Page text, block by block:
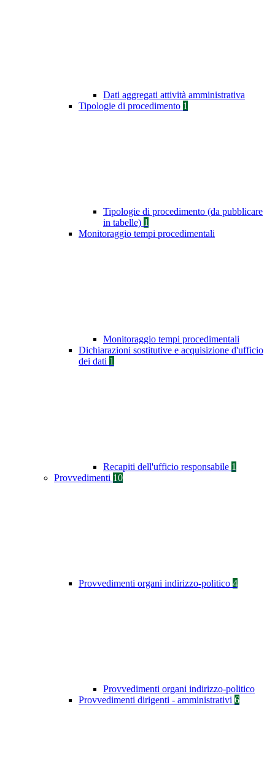
Dati aggregati attività amministrativa
Tipologie di procedimento 1
Tipologie di procedimento (da pubblicare
in tabelle) 1
Monitoraggio tempi procedimentali
Monitoraggio tempi procedimentali
Dichiarazioni sostitutive e acquisizione d'ufficio
dei dati 1
Recapiti dell'ufficio responsabile 1
Provvedimenti 10
Provvedimenti organi indirizzo-politico 4
Provvedimenti organi indirizzo-politico
Provvedimenti dirigenti - amministrativi 6